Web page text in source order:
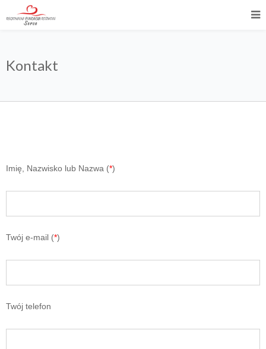
Kontakt
Imię, Nazwisko lub Nazwa (*)
Twój e-mail (*)
Twój telefon